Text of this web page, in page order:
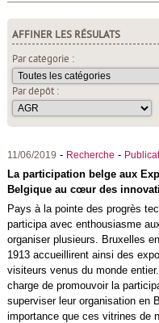
AFFINER LES RÉSULATS
Par catégorie :
Par dépôt :
11/06/2019 - Recherche -
La participation belge aux
Belgique au cœur des
Pays à la pointe des progrès
participa avec enthousiasme
organiser plusieurs. Bruxelles
1913 accueillirent ainsi des
visiteurs venus du monde
charge de promouvoir la
superviser leur organisation en
importance que ces vitrines de